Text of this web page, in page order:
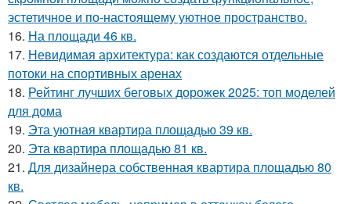
эстетичное и по-настоящему уютное пространство.
16. На площади 46 кв.
17. Невидимая архитектура: как создаются отдельные
потоки на спортивных аренах
18. Рейтинг лучших беговых дорожек 2025: топ моделей
для дома
19. Эта уютная квартира площадью 39 кв.
20. Эта квартира площадью 81 кв.
21. Для дизайнера собственная квартира площадью 80
кв.